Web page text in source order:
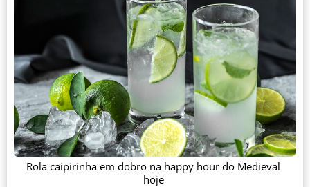
Rola caipirinha em dobro na happy hour do Medieval
hoje